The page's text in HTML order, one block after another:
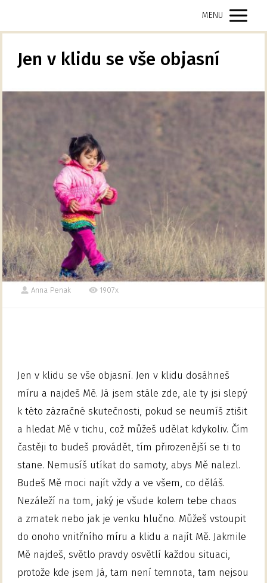
MENU
Jen v klidu se vše objasní
Anna Penak 1907x
Jen v klidu se vše objasní. Jen v klidu dosáhneš
míru a najdeš Mě. Já jsem stále zde, ale ty jsi slepý
k této zázračné skutečnosti, pokud se neumíš ztišit
a hledat Mě v tichu, což můžeš udělat kdykoliv. Čím
častěji to budeš provádět, tím přirozenější se ti to
stane. Nemusíš utíkat do samoty, abys Mě nalezl.
Budeš Mě moci najít vždy a ve všem, co děláš.
Nezáleží na tom, jaký je všude kolem tebe chaos
a zmatek nebo jak je venku hlučno. Můžeš vstoupit
do onoho vnitřního míru a klidu a najít Mě. Jakmile
Mě najdeš, světlo pravdy osvětlí každou situaci,
protože kde jsem Já, tam není temnota, tam nejsou